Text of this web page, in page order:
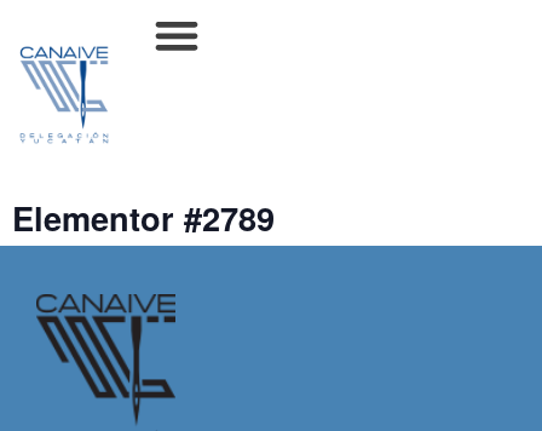
Elementor #2789